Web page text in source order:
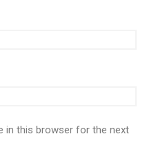
in this browser for the next